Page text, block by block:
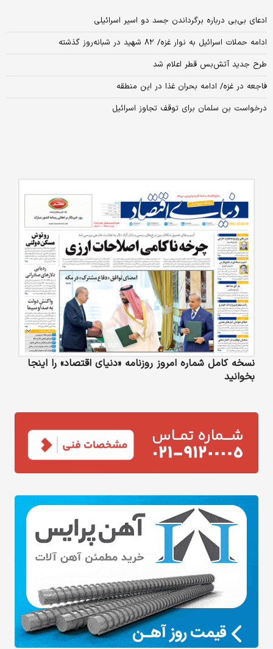
ادعای بی‌بی درباره برگرداندن جسد دو اسیر اسرائیلی
ادامه حملات اسرائیل به نوار غزه/ ۸۲ شهید در شبانه‌روز گذشته
طرح جدید آتش‌بس قطر اعلام شد
فاجعه در غزه/ ادامه بحران غذا در این منطقه
درخواست بن سلمان برای توقف تجاوز اسرائیل
نسخه کامل شماره امروز روزنامه «دنیای‌ اقتصاد» را اینجا
بخوانید